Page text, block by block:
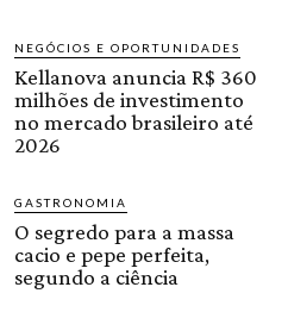
NEGÓCIOS E OPORTUNIDADES
Kellanova anuncia R$ 360
milhões de investimento
no mercado brasileiro até
2026
GASTRONOMIA
O segredo para a massa
cacio e pepe perfeita,
segundo a ciência